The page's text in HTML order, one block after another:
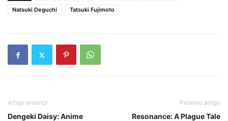
Natsuki Deguchi
Tatsuki Fujimoto
Artigo anterior
Dengeki Daisy: Anime
Próximo artigo
Resonance: A Plague Tale